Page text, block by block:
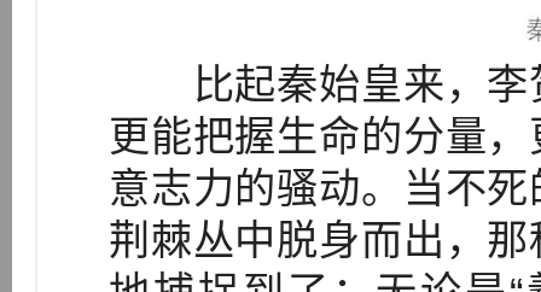
比起秦始皇来，李
更能把握生命的分量
意志力的骚动。当不
荆棘丛中脱身而出，